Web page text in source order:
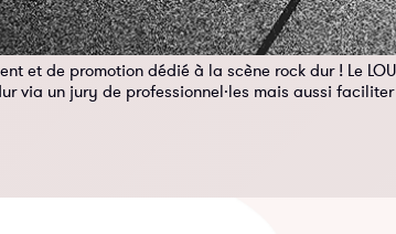
et de promotion dédié à la scène rock dur ! Le
via un jury de professionnel·les mais aussi